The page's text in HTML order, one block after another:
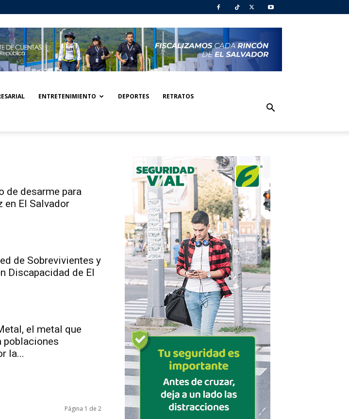
ENTRETENIMIENTO DEPORTES RETRATOS
de desarme para
en El Salvador
de Sobrevivientes y
Discapacidad de El
el metal que
poblaciones
la...
Página 1 de 2